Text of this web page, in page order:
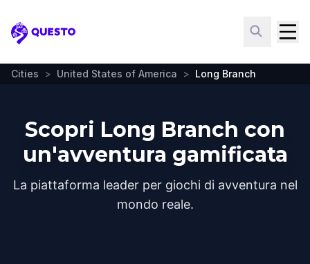
Questo
Cities > United States of America > Long Branch
Scopri Long Branch con
un'avventura gamificata
La piattaforma leader per giochi di avventura nel
mondo reale.